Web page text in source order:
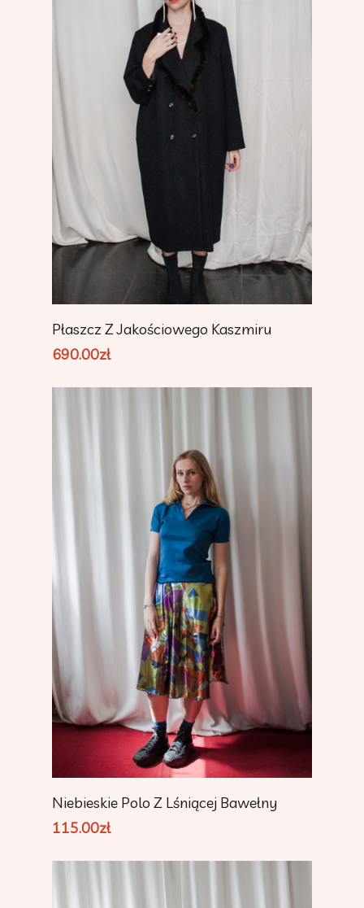
Add To Cart
Płaszcz Z Jakościowego Kaszmiru
690.00zł
Add To Cart
Niebieskie Polo Z Lśniącej Bawełny
115.00zł